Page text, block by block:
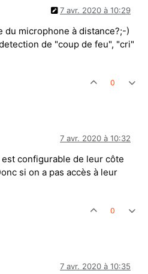
7 avr. 2020 à 10:29
du microphone à distance?;-)
de "coup de feu", "cri"
0
7 avr. 2020 à 10:32
configurable de leur côte
si on a pas accès à leur
0
7 avr. 2020 à 10:35